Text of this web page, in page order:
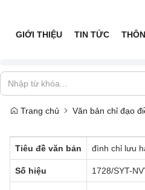
GIỚI THIỆU TIN TỨC
Trang chủ Văn bản chỉ đạo
Tiêu đề văn bản đình chỉ lưu
Số hiệu 1728/SYT-